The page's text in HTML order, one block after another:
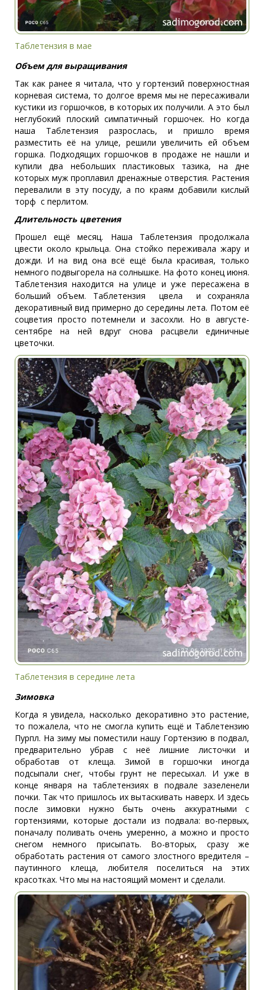
Таблетензия в мае
Объем для выращивания
Так как ранее я читала, что у гортензий поверхностная
корневая система, то долгое время мы не пересаживали
кустики из горшочков, в которых их получили. А это был
неглубокий плоский симпатичный горшочек. Но когда
наша Таблетензия разрослась, и пришло время
разместить её на улице, решили увеличить ей объем
горшка. Подходящих горшочков в продаже не нашли и
купили два небольших пластиковых тазика, на дне
которых муж проплавил дренажные отверстия. Растения
перевалили в эту посуду, а по краям добавили кислый
торф с перлитом.
Длительность цветения
Прошел ещё месяц. Наша Таблетензия продолжала
цвести около крыльца. Она стойко переживала жару и
дожди. И на вид она всё ещё была красивая, только
немного подвыгорела на солнышке. На фото конец июня.
Таблетензия находится на улице и уже пересажена в
больший объем. Таблетензия цвела и сохраняла
декоративный вид примерно до середины лета. Потом её
соцветия просто потемнели и засохли. Но в августе-
сентябре на ней вдруг снова расцвели единичные
цветочки.
Таблетензия в середине лета
Зимовка
Когда я увидела, насколько декоративно это растение,
то пожалела, что не смогла купить ещё и Таблетензию
Пурпл. На зиму мы поместили нашу Гортензию в подвал,
предварительно убрав с неё лишние листочки и
обработав от клеща. Зимой в горшочки иногда
подсыпали снег, чтобы грунт не пересыхал. И уже в
конце января на таблетензиях в подвале зазеленели
почки. Так что пришлось их вытаскивать наверх. И здесь
после зимовки нужно быть очень аккуратными с
гортензиями, которые достали из подвала: во-первых,
поначалу поливать очень умеренно, а можно и просто
снегом немного присыпать. Во-вторых, сразу же
обработать растения от самого злостного вредителя –
паутинного клеща, любителя поселиться на этих
красотках. Что мы на настоящий момент и сделали.